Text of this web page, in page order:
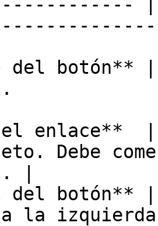
del botón**
enlace**
Debe
|
del
a la